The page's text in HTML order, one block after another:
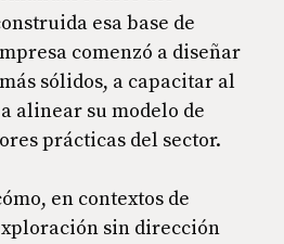
esa base de
comenzó a diseñar
sólidos, a capacitar al
alinear su modelo de
prácticas del sector.
en contextos de
sin dirección